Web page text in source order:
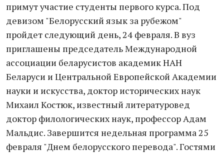
примут участие студенты первого курса. Под
девизом "Белорусский язык за рубежом"
пройдет следующий день, 24 февраля. В вуз
приглашены председатель Международной
ассоциации беларусистов академик НАН
Беларуси и Центральной Европейской Академии
науки и искусства, доктор исторических наук
Михаил Костюк, известный литературовед
доктор филологических наук, профессор Адам
Мальдис. Завершится недельная программа 25
февраля "Днем белорусского перевода". Гостями